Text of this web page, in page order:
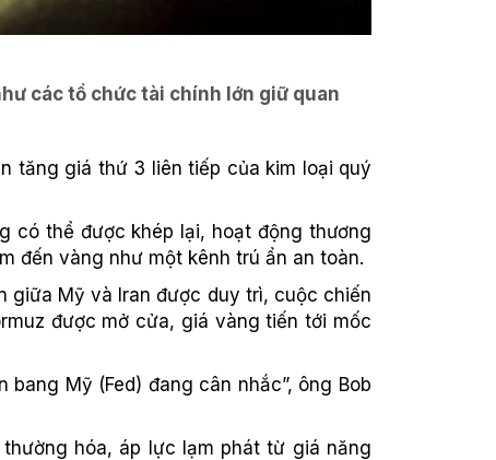
các tổ chức tài chính lớn giữ quan
tăng giá thứ 3 liên tiếp của kim loại quý
có thể được khép lại, hoạt động thương
đến vàng như một kênh trú ẩn an toàn.
giữa Mỹ và Iran được duy trì, cuộc chiến
được mở cửa, giá vàng tiến tới mốc
Mỹ (Fed) đang cân nhắc”, ông Bob
hóa, áp lực lạm phát từ giá năng